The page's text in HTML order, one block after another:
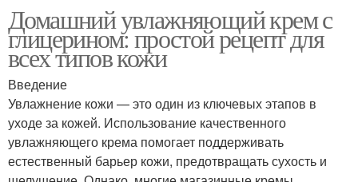
Домашний увлажняющий крем с
глицерином: простой рецепт для
всех типов кожи
Введение
Увлажнение кожи — это один из ключевых этапов в
уходе за кожей. Использование качественного
увлажняющего крема помогает поддерживать
естественный барьер кожи, предотвращать сухость и